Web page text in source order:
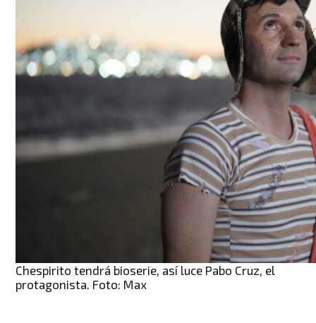
Chespirito tendrá bioserie, así luce Pabo Cruz, el
protagonista. Foto: Max